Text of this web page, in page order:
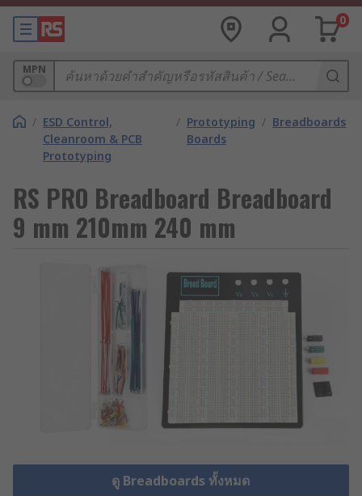
0
MPN
/ ESD Control,
Cleanroom & PCB
Prototyping
/ Prototyping
Boards
/ Breadboards
RS PRO Breadboard Breadboard
9 mm 210mm 240 mm
ดู Breadboards ทั้งหมด